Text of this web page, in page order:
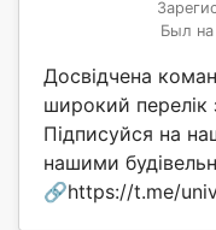
Был на
Досвідчена
широкий перелік
Підписуйся на
нашими
🔗https://t.me/